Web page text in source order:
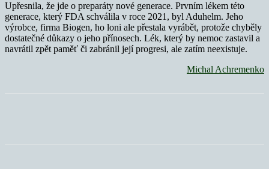
Upřesnila, že jde o preparáty nové generace. Prvním lékem této
generace, který FDA schválila v roce 2021, byl Aduhelm. Jeho
výrobce, firma Biogen, ho loni ale přestala vyrábět, protože chyběly
dostatečné důkazy o jeho přínosech. Lék, který by nemoc zastavil a
navrátil zpět paměť či zabránil její progresi, ale zatím neexistuje.
Michal Achremenko